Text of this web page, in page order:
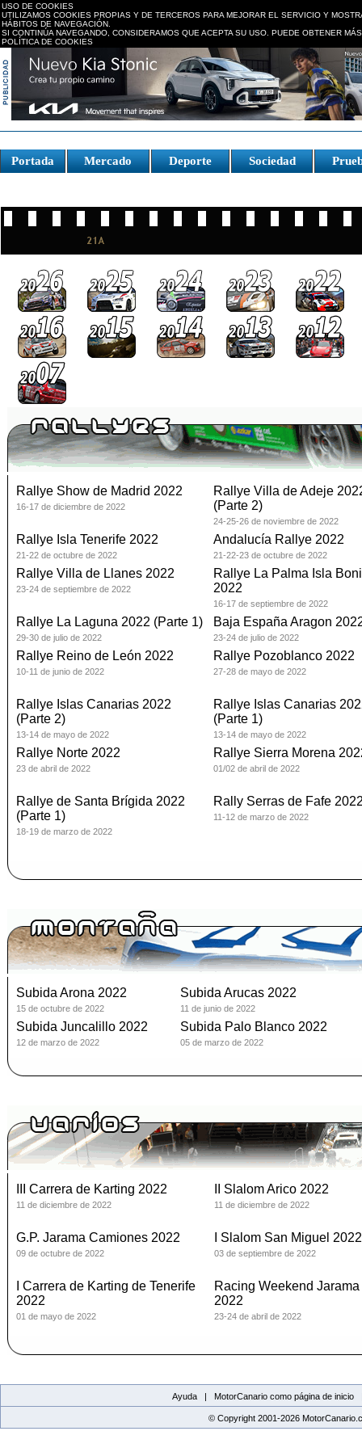
USO DE COOKIES
UTILIZAMOS COOKIES PROPIAS Y DE TERCEROS PARA MEJORAR EL SERVICIO Y
HÁBITOS DE NAVEGACIÓN.
SI CONTINÚA NAVEGANDO, CONSIDERAMOS QUE ACEPTA SU USO. PUEDE OBTENER
POLÍTICA DE COOKIES
replica watches canada
Portada Mercado Deporte Sociedad
Rallye Show de Madrid 2022
16-17 de diciembre de 2022
Rallye Villa de Adeje
(Parte 2)
24-25-26 de noviembre de 2022
Rallye Isla Tenerife 2022
21-22 de octubre de 2022
Andalucía Rallye 2022
21-22-23 de octubre de 2022
Rallye Villa de Llanes 2022
23-24 de septiembre de 2022
Rallye La Palma Isla
2022
16-17 de septiembre de 2022
Rallye La Laguna 2022 (Parte 1)
29-30 de julio de 2022
Baja España Aragon
23-24 de julio de 2022
Rallye Reino de León 2022
10-11 de junio de 2022
Rallye Pozoblanco 2022
27-28 de mayo de 2022
Rallye Islas Canarias 2022
(Parte 2)
13-14 de mayo de 2022
Rallye Islas Canarias
(Parte 1)
13-14 de mayo de 2022
Rallye Norte 2022
23 de abril de 2022
Rallye Sierra Morena
01/02 de abril de 2022
Rallye de Santa Brígida 2022
(Parte 1)
18-19 de marzo de 2022
Rally Serras de Fafe
11-12 de marzo de 2022
Subida Arona 2022
15 de octubre de 2022
Subida Arucas 2022
11 de junio de 2022
Subida Juncalillo 2022
12 de marzo de 2022
Subida Palo Blanco 2022
05 de marzo de 2022
III Carrera de Karting 2022
11 de diciembre de 2022
II Slalom Arico 2022
11 de diciembre de 2022
G.P. Jarama Camiones 2022
09 de octubre de 2022
I Slalom San Miguel 2022
03 de septiembre de 2022
I Carrera de Karting de Tenerife
2022
01 de mayo de 2022
Racing Weekend Jarama
2022
23-24 de abril de 2022
Ayuda | MotorCanario como página de inicio
© Copyright 2001-2026